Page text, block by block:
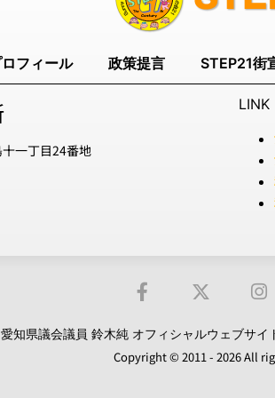
フィール 政策提言 STEP21街
一丁目24番地
LINK
愛知県議会議員 鈴木純 オフィシャルウェブサ
Copyright © 2011 - 2026 All